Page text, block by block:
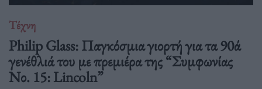
Τέχνη
Philip Glass: Παγκόσμια γιορτή για τα 90ά
γενέθλιά του με πρεμιέρα της “Συμφωνίας
Νο. 15: Lincoln”